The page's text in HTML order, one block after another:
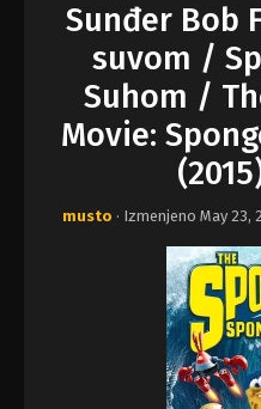
Sunđer Bob
suvom /
Suhom /
Movie:
musto · Izmenjeno May 23,